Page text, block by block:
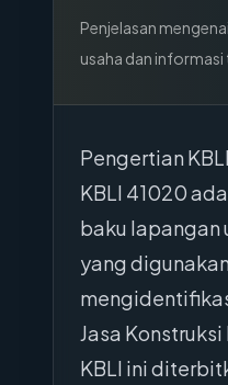
Penjelasan
usaha dan informasi
Pengertian
KBLI 41020
baku lapangan
yang
Jasa
KBLI ini